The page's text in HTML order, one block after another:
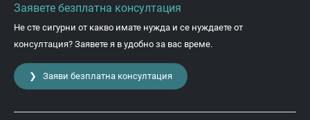
Заявете безплатна консултация
Не сте сигурни от какво имате нужда и се нуждаете от
консултация? Заявете я в удобно за вас време.
❯ Заяви безплатна консултация